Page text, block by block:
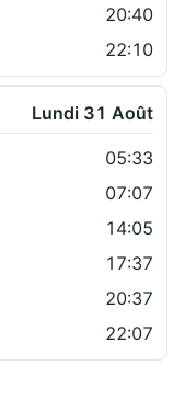
20:40
22:10
Lundi 31 Août
05:33
07:07
14:05
17:37
20:37
22:07